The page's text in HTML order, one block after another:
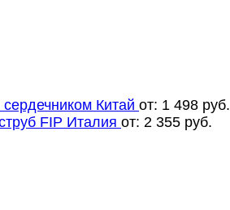
Китай от: 1 498 руб.
FIP Италия от: 2 355 руб.